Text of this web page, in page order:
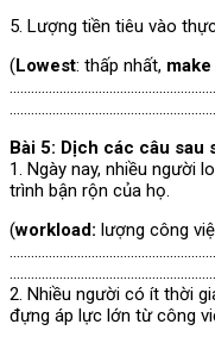
5. Lượng tiền tiêu vào
(Lowest: thấp nhất,
Bài 5: Dịch các câu sau
1. Ngày nay, nhiều người
trình bận rộn của họ.
(workload: lượng công
2. Nhiều người có ít thời
đựng áp lực lớn từ công